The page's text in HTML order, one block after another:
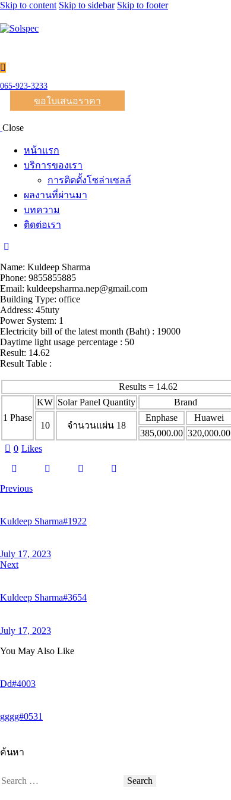
Skip to content Skip to sidebar Skip to footer
065-923-3233
ขอใบเสนอราคา
Close
หน้าแรก
บริการของเรา
การติดตั้งโซล่าเซลล์
ผลงานที่ผ่านมา
บทความ
ติดต่อเรา
Name: Kuldeep Sharma
Phone: 9855855885
Email: kuldeepsharma.nep@gmail.com
Building Type: office
Address: 45tuty
Power System: 1
Electricity bill of the latest month (Baht) : 19000
Daytime light usage percentage : 50
Result: 14.62
Result Table :
Results = 14.62
1 Phase
KW Solar Panel Quantity Brand
10 จำนวนแผ่น 18
Enphase Huawei
385,000.00 320,000.00
0 Likes
Post
Previous
Kuldeep Sharma#1922
July 17, 2023
Next
Kuldeep Sharma#3654
July 17, 2023
You May Also Like
Dd#4003
gggg#0531
ค้นหา
Search